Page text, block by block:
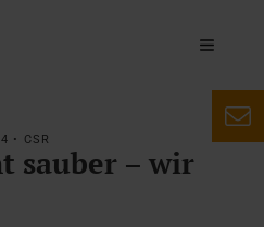
• CSR
sauber – wir